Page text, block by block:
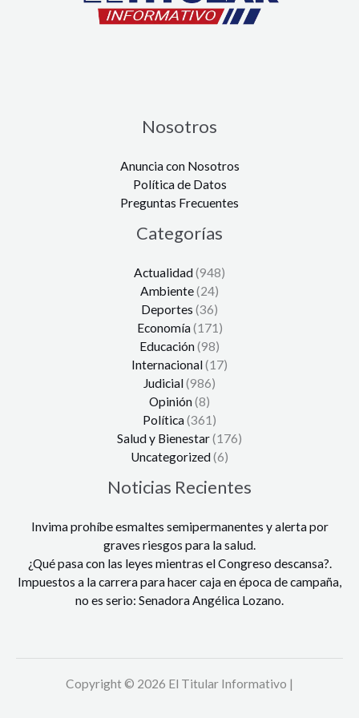
Nosotros
Anuncia con Nosotros
Política de Datos
Preguntas Frecuentes
Categorías
Actualidad(948)
Ambiente(24)
Deportes (36)
Economía(171)
Educación(98)
Internacional(17)
Judicial(986)
Opinión(8)
Política(361)
Salud y Bienestar(176)
Uncategorized(6)
Noticias Recientes
Invima prohíbe esmaltes semipermanentes y alerta por
graves riesgos para la salud.
¿Qué pasa con las leyes mientras el Congreso descansa?.
Impuestos a la carrera para hacer caja en época de campaña,
no es serio: Senadora Angélica Lozano.
Copyright © 2026 El Titular Informativo |